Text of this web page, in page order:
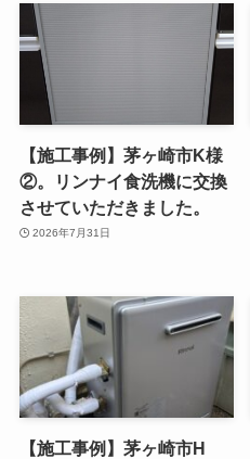
【施工事例】茅ヶ崎市K様
②。リンナイ食洗機に交換
させていただきました。
2026年7月31日
【施工事例】茅ヶ崎市H